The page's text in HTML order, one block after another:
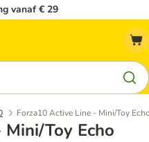
vanaf € 29
Forza10 Active Line - Mini/Toy
Toy Echo